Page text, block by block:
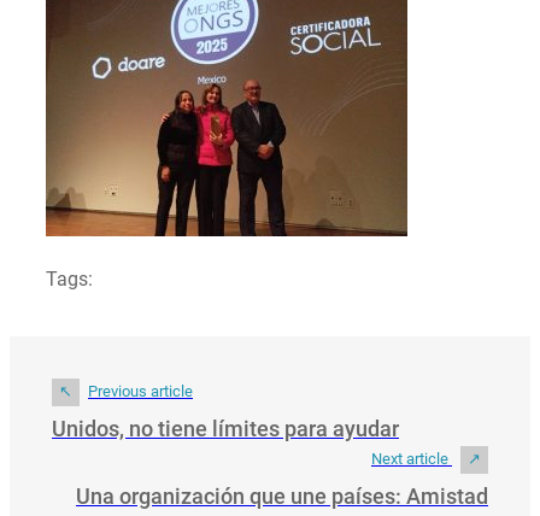
Tags:
Previous article
Unidos, no tiene límites para ayudar
Next article
Una organización que une países: Amistad